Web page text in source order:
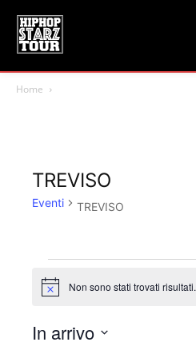
Home
TREVISO
Eventi TREVISO
Eventi
Notice Non sono stati trovati risultati.
In arrivo